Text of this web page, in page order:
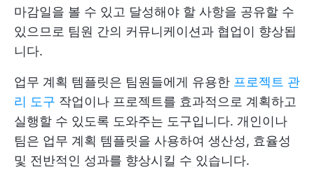
마감일을 볼 수 있고 달성해야 할 사항을 공유할 수
있으므로 팀원 간의 커뮤니케이션과 협업이 향상됩
니다.
업무 계획 템플릿은 팀원들에게 유용한 프로젝트 관
리 도구 작업이나 프로젝트를 효과적으로 계획하고
실행할 수 있도록 도와주는 도구입니다. 개인이나
팀은 업무 계획 템플릿을 사용하여 생산성, 효율성
및 전반적인 성과를 향상시킬 수 있습니다.